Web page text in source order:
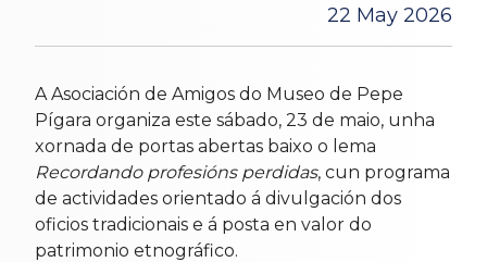
22 May 2026
A Asociación de Amigos do Museo de Pepe
Pígara organiza este sábado, 23 de maio, unha
xornada de portas abertas baixo o lema
Recordando profesións perdidas, cun programa
de actividades orientado á divulgación dos
oficios tradicionais e á posta en valor do
patrimonio etnográfico.